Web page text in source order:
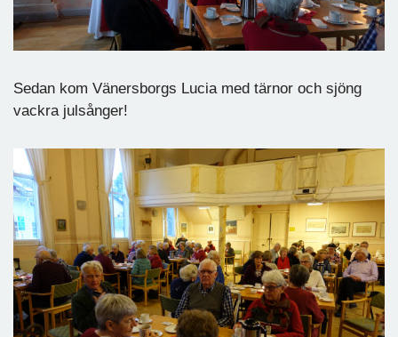
Sedan kom Vänersborgs Lucia med tärnor och sjöng
vackra julsånger!